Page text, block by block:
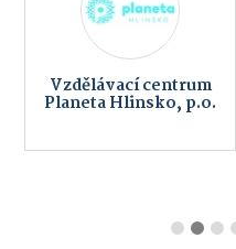
Vzdělávací centrum
Planeta Hlinsko, p.o.